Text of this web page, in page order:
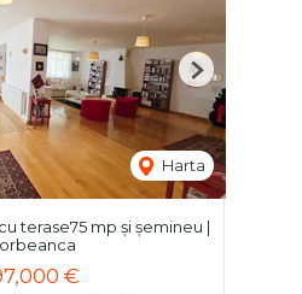
Harta
Next
terase75 mp și șemineu |
€